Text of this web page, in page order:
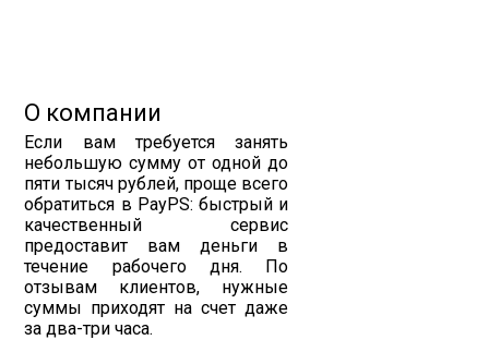
О компании
Если вам требуется занять
небольшую сумму от одной до
пяти тысяч рублей, проще всего
обратиться в PayPS: быстрый и
качественный сервис
предоставит вам деньги в
течение рабочего дня. По
отзывам клиентов, нужные
суммы приходят на счет даже
за два-три часа.